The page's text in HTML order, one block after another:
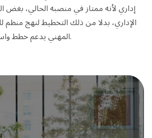
إداري لأنه ممتاز في منصبه الحالي، بغض
الإداري، بدلا من ذلك التخطيط لنهج منظم
المهني يدعم خطط واستراتيجية نمو الشركة.